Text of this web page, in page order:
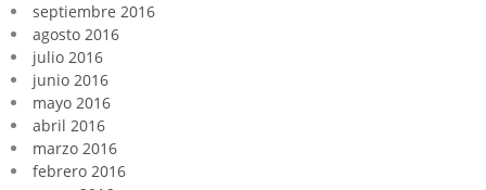
septiembre 2016
agosto 2016
julio 2016
junio 2016
mayo 2016
abril 2016
marzo 2016
febrero 2016